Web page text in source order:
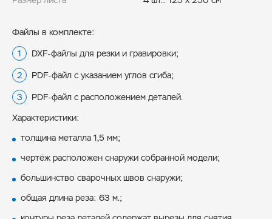
Файлы в комплекте:
DXF-файлы для резки и гравировки;
PDF-файл с указанием углов сгиба;
PDF-файл с расположением деталей.
Характеристики:
толщина металла 1,5 мм;
чертёж расположен снаружи собранной модели;
большинство сварочных швов снаружи;
общая длина реза: 63 м.;